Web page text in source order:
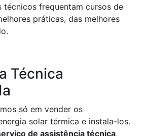
técnicos frequentam cursos de
práticas, das melhores
Técnica
só em vender os
solar térmica e instala-los.
de assistência técnica,